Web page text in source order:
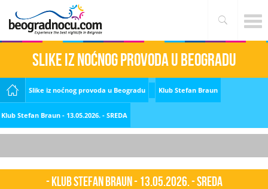
Slike iz noćnog provoda u Beogradu
Slike iz noćnog provoda u Beogradu Klub Stefan Braun
Klub Stefan Braun - 13.05.2026. - SREDA
- Klub Stefan Braun - 13.05.2026. - SREDA